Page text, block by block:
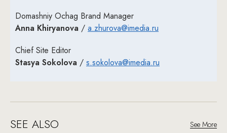
Domashniy Ochag Brand Manager
Anna Khiryanova / a.zhurova@imedia.ru
Chief Site Editor
Stasya Sokolova / s.sokolova@imedia.ru
SEE ALSO See More